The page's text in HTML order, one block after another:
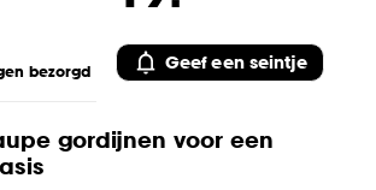
bezorgd Geef een seintje
gordijnen voor een